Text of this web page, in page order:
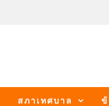
สภาเทศบาล ข้